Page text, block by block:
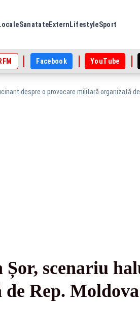
SanatateExtern LifestyleSport
Facebook YouTube
despre o provocare militară organizată
scenariu
Rep.